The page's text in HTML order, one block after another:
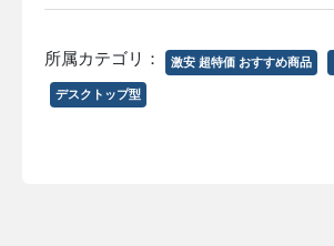
所属カテゴリ： 激安 超特価 おすすめ商品
デスクトップ型